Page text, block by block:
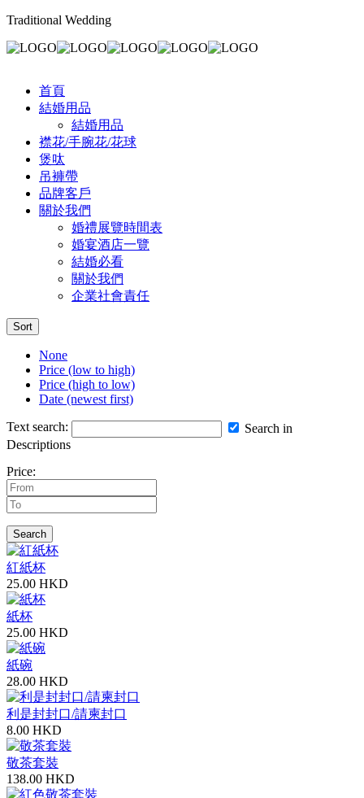
Traditional Wedding
首頁
結婚用品
結婚用品
襟花/手腕花/花球
煲呔
吊褲帶
品牌客戶
關於我們
婚禮展覽時間表
婚宴酒店一覽
結婚必看
關於我們
企業社會責任
Sort
None
Price (low to high)
Price (high to low)
Date (newest first)
Text search:
Search in
Descriptions
Price:
Search
紅紙杯
25.00 HKD
紙杯
25.00 HKD
紙碗
28.00 HKD
利是封封口/請柬封口
8.00 HKD
敬茶套裝
138.00 HKD